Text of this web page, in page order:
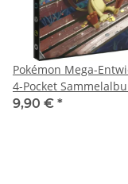
Pokémon Mega-
4-Pocket
80 Karten
9,90 € *